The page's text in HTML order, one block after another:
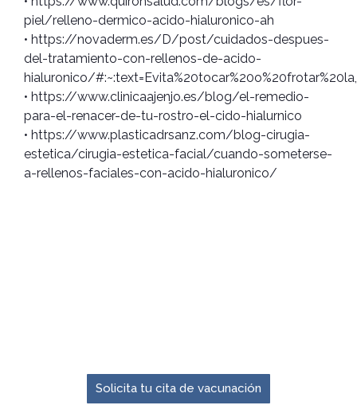
piel/relleno-dermico-acido-hialuronico-ah
• https://novaderm.es/D/post/cuidados-despues-
del-tratamiento-con-rellenos-de-acido-
hialuronico/
• https://www.clinicaajenjo.es/blog/el-remedio-
para-el-renacer-de-tu-rostro-el-cido-hialurnico
• https://www.plasticadrsanz.com/blog-cirugia-
estetica/cirugia-estetica-facial/cuando-someterse-
a-rellenos-faciales-con-acido-hialuronico/
Solicita tu cita de vacunación